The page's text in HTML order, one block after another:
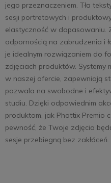
jego przeznaczeniem. Tła
sesji portretowych i
elastyczność w dopasowaniu.
odpornością na zabrudzenia i
je idealnym rozwiązaniem do
zdjęciach produktów. Systemy
w naszej ofercie, zapewniają
pozwala na swobodne i
studiu. Dzięki odpowiednim
produktom, jak Phottix Premio
pewność, że Twoje zdjęcia
sesje przebiegną bez zakłóceń.